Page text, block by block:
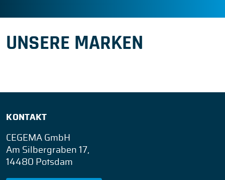
UNSERE MARKEN
KONTAKT
CEGEMA GmbH
Am Silbergraben 17,
14480 Potsdam